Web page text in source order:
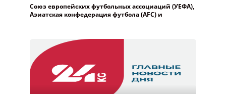
Союз европейских футбольных ассоциаций (УЕФА),
Азиатская конфедерация футбола (AFC) и